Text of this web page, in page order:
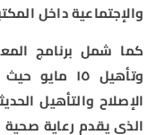
والإجتماعية داخل
كما شمل برنامج
وتأهيل ١٥
الإصلاح والتأهيل
الذى يقدم رعاية صحية